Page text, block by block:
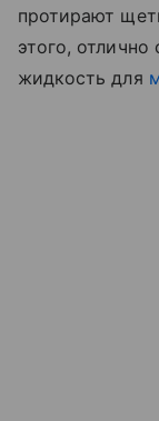
протирают
этого, отлично
жидкость для